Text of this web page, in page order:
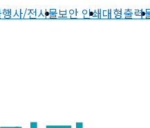
행사/전시물보안 인쇄대형출력